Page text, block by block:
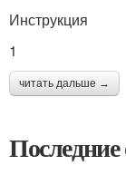
Инструкция
1
читать дальше →
Последние